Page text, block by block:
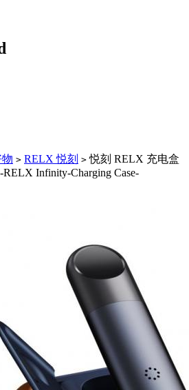
> RELX 悦刻 > 悦刻 RELX 充电盒
RELX Infinity-Charging Case-